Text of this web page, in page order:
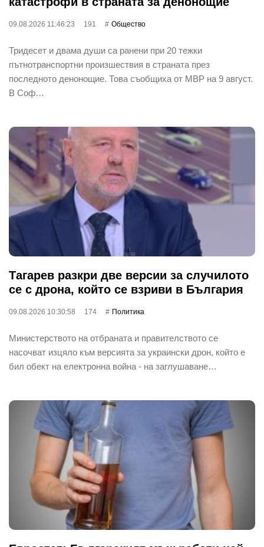
09.08.2026 11:46:23 191 Общество
Тридесет и двама души са ранени при 20 тежки
пътнотранспортни произшествия в страната през
последното денонощие. Това съобщиха от МВР на 9 август.
В Соф…
Тагарев разкри две версии за случилото
се с дрона, който се взриви в България
09.08.2026 10:30:58 174 Политика
Министерството на отбраната и правителството се
насочват изцяло към версията за украински дрон, който е
бил обект на електронна война - на заглушаване…